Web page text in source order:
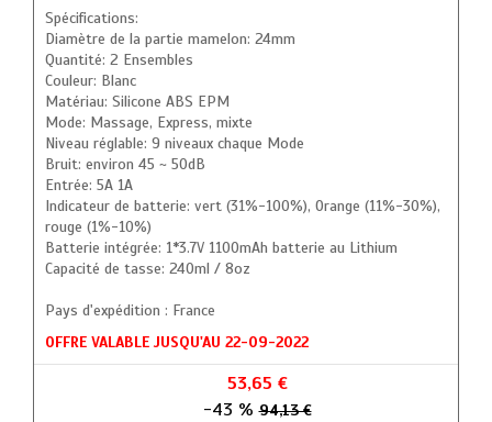
Spécifications:
Diamètre de la partie mamelon: 24mm
Quantité: 2 Ensembles
Couleur: Blanc
Matériau: Silicone ABS EPM
Mode: Massage, Express, mixte
Niveau réglable: 9 niveaux chaque Mode
Bruit: environ 45 ~ 50dB
Entrée: 5A 1A
Indicateur de batterie: vert (31%-100%), Orange (11%-30%),
rouge (1%-10%)
Batterie intégrée: 1*3.7V 1100mAh batterie au Lithium
Capacité de tasse: 240ml / 8oz
Pays d'expédition : France
OFFRE VALABLE JUSQU'AU 22-09-2022
53,65 €
-43 %94,13 €